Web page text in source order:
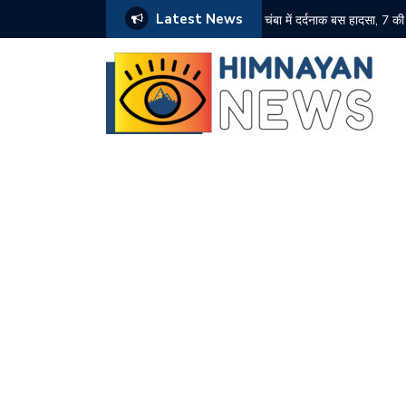
Latest News चंबा में दर्दनाक बस हादसा, 7